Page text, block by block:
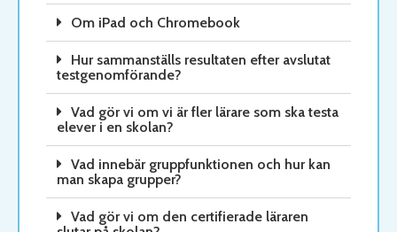
Om iPad och Chromebook
Hur sammanställs resultaten efter avslutat
testgenomförande?
Vad gör vi om vi är fler lärare som ska testa
elever i en skolan?
Vad innebär gruppfunktionen och hur kan
man skapa grupper?
Vad gör vi om den certifierade läraren